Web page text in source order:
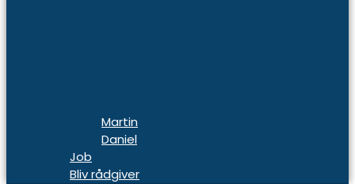
Martin
Daniel
Job
Bliv rådgiver